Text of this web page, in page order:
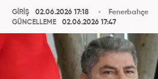
GİRİŞ
02.06.2026 17:18
GÜNCELLEME
02.06.2026 17:47
Fenerbahçe